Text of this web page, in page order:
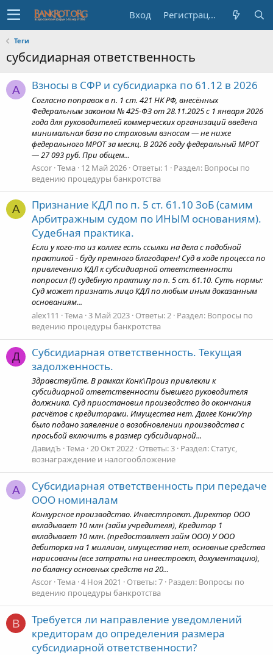
Вход Регистрация
Теги
субсидиарная ответственность
A Взносы в СФР и субсидиарка по 61.12 в 2026
Согласно поправок в п. 1 ст. 421 НК РФ, внесённых
Федеральным законом № 425-ФЗ от 28.11.2025 с 1 января 2026
года для руководителей коммерческих организаций введена
минимальная база по страховым взносам — не ниже
федерального МРОТ за месяц. В 2026 году федеральный МРОТ
— 27 093 руб. При общем...
Ascor Тема 12 Май 2026 Ответы: 1 Раздел: Вопросы по
ведению процедуры банкротства
A
Признание КДЛ по п. 5 ст. 61.10 ЗоБ (самим
Арбитражным судом по ИНЫМ основаниям).
Судебная практика.
Если у кого-то из коллег есть ссылки на дела с подобной
практикой - буду премного благодарен! Суд в ходе процесса по
привлечению КДЛ к субсидиарной ответственности
попросил (!) судебную практику по п. 5 ст. 61.10. Суть нормы:
Суд может признать лицо КДЛ по любым иным доказанным
основаниям...
alex111
Тема 3 Май 2023 Ответы: 2 Раздел: Вопросы по
ведению процедуры банкротства
Д
Субсидиарная ответственность. Текущая
задолженность.
Здравствуйте. В рамках Конк\Произ привлекли к
субсидиарной ответственности бывшего руководителя
должника. Суд приостановил производство до окончания
расчётов с кредиторами. Имущества нет. Далее Конк/Упр
было подано заявление о возобновлении производства с
просьбой включить в размер субсидиарной...
ДавидЪ Тема 20 Окт 2022 Ответы: 3 Раздел: Статус,
вознаграждение и налогообложение
A
Субсидиарная ответственность при передаче
ООО номиналам
Конкурсное производство. Инвестпроект. Директор ООО
вкладывает 10 млн (займ учредителя), Кредитор 1
вкладывает 10 млн. (предоставляет займ ООО) У ООО
дебиторка на 1 миллион, имущества нет, основные средства
нарисованы (все затраты на инвестроект, документацию),
по балансу основных средств на 20...
Ascor Тема 4 Ноя 2021 Ответы: 7 Раздел: Вопросы по
ведению процедуры банкротства
B
Требуется ли направление уведомлений
кредиторам до определения размера
субсидиарной ответственности?